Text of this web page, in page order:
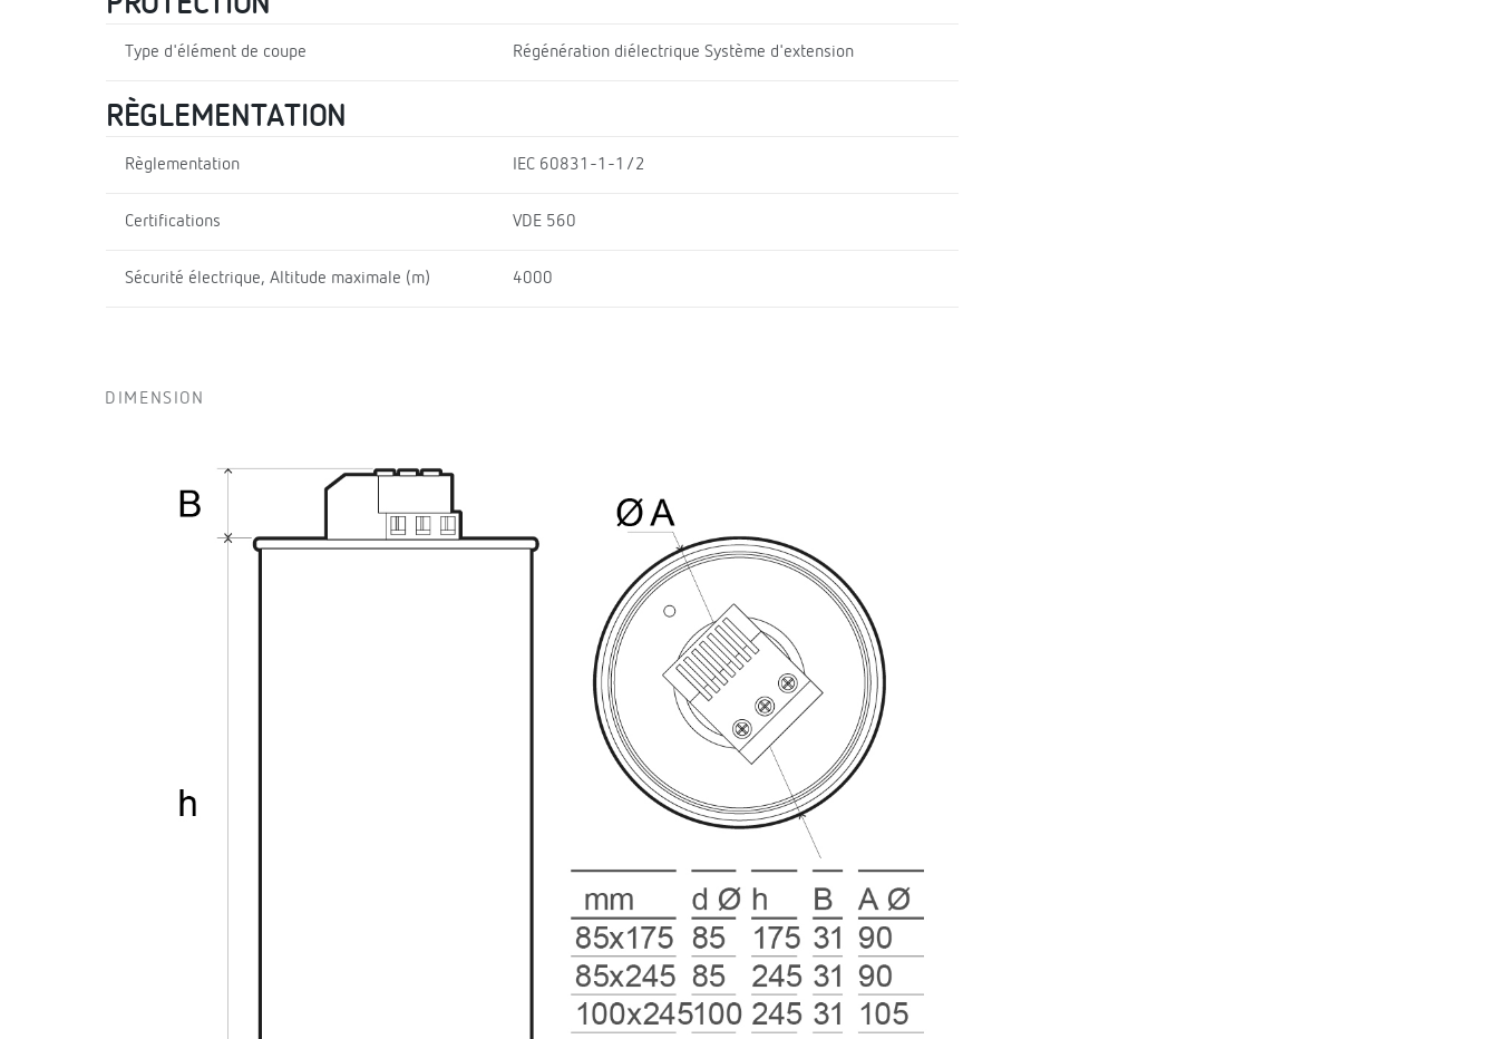
Type d'élément de coupe Régénération diélectrique Système d'extension
RÈGLEMENTATION
Règlementation IEC 60831-1-1/2
Certifications VDE 560
Sécurité électrique, Altitude maximale (m) 4000
DIMENSION